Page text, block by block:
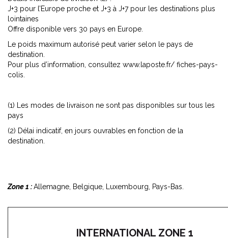
J+3 pour l’Europe proche et J+3 à J+7 pour les destinations plus
lointaines
Offre disponible vers 30 pays en Europe.
Le poids maximum autorisé peut varier selon le pays de
destination.
Pour plus d’information, consultez www.laposte.fr/ fiches-pays-
colis.
(1) Les modes de livraison ne sont pas disponibles sur tous les
pays
(2) Délai indicatif, en jours ouvrables en fonction de la
destination.
Zone 1 :Allemagne, Belgique, Luxembourg, Pays-Bas.
INTERNATIONAL ZONE 1